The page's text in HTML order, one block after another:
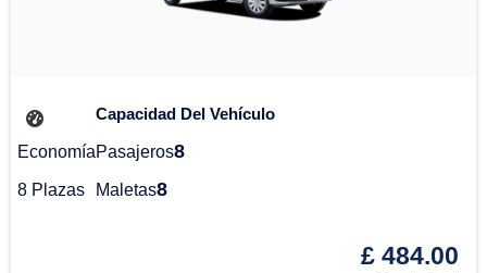
Economía
8 Plazas
Capacidad Del Vehículo
Pasajeros8
Maletas8
£ 484.00